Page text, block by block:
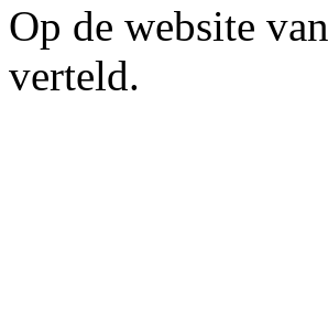
Op de website van
verteld.